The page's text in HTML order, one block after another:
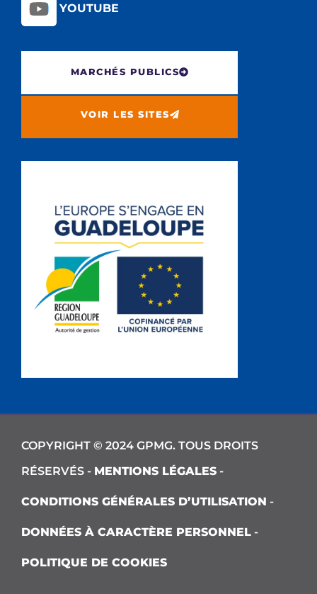
YOUTUBE
MARCHÉS PUBLICS
VOIR LES SITES
COPYRIGHT © 2024 GPMG. TOUS DROITS
RÉSERVÉS - MENTIONS LÉGALES -
CONDITIONS GÉNÉRALES D’UTILISATION -
DONNÉES À CARACTÈRE PERSONNEL -
POLITIQUE DE COOKIES